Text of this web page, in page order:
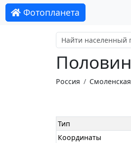
Фотопланета
Россия
Тип
Координаты